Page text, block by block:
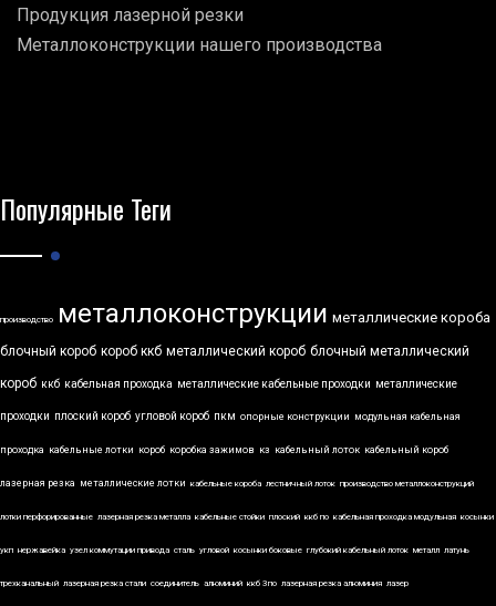
Продукция лазерной резки
Металлоконструкции нашего производства
Популярные Теги
производство металлоконструкции металлические короба
блочный короб короб ккб металлический короб блочный металлический
короб ккб кабельная проходка металлические кабельные проходки металлические
проходки плоский короб угловой короб пкм опорные конструкции модульная кабельная
проходка кабельные лотки короб коробка зажимов кз кабельный лоток кабельный короб
лазерная резка металлические лотки кабельные короба лестничный лоток производство металлоконструкций
лотки перфорированные лазерная резка металла кабельные стойки плоский ккб по кабельная проходка модульная косынки
укп нержавейка узел коммутации привода сталь угловой косынки боковые глубокий кабельный лоток металл латунь
трехканальный лазерная резка стали соединитель алюминий ккб 3по лазерная резка алюминия лазер